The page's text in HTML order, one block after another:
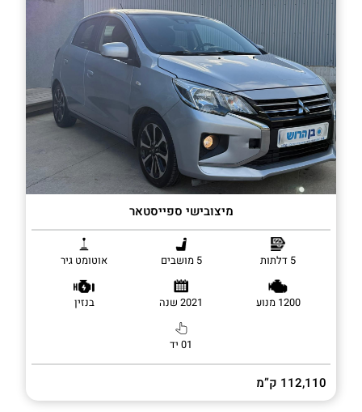
מיצובישי ספייסטאר
5 דלתות 5 מושבים אוטומט גיר
1200 מנוע 2021 שנה בנזין
01 יד
112,110 ק”מ